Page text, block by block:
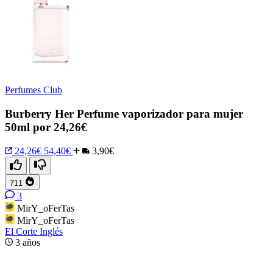
Perfumes Club
Burberry Her Perfume vaporizador para mujer
50ml por 24,26€
24,26€ 54,40€ 3,90€
711
3
MirY_oFerTas
MirY_oFerTas
El Corte Inglés
3 años